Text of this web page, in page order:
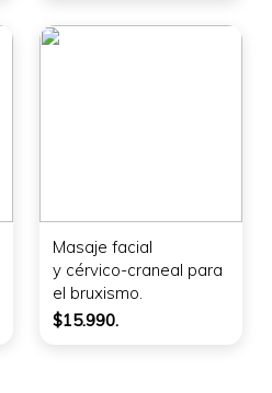
Masaje facial
y cérvico-craneal para
el bruxismo.
$15.990.